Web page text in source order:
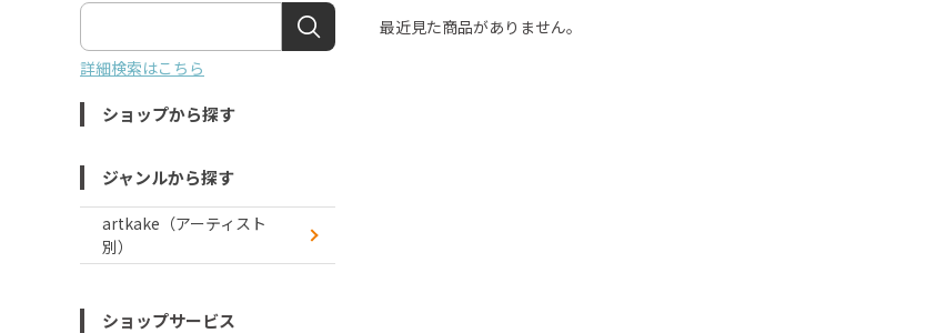
詳細検索はこちら
ショップから探す
ジャンルから探す
artkake（アーティスト
別）
ショップサービス
最近見た商品がありません。